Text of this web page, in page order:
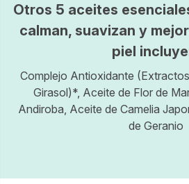
Otros 5 aceites
calman, suavizan y
piel
Complejo Antioxidante
Girasol)*, Aceite de Flor de
Andiroba, Aceite de Camelia
de Geranio